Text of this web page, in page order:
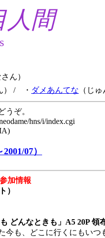
人間
ん）
/ ・ ダメあんてな （じ
うぞ。
hns/i/index.cgi
07）
加情報
）
どんなときも」A5 20P 領
今も、どこに行くにもい